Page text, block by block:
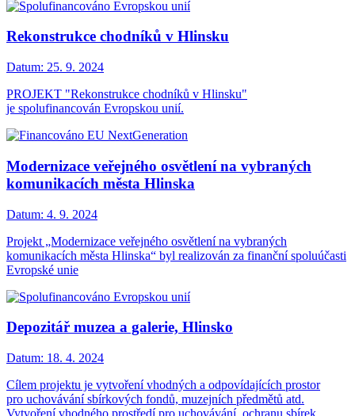
Rekonstrukce chodníků v Hlinsku
Datum: 25. 9. 2024
PROJEKT "Rekonstrukce chodníků v Hlinsku"
je spolufinancován Evropskou unií.
Modernizace veřejného osvětlení na vybraných
komunikacích města Hlinska
Datum: 4. 9. 2024
Projekt „Modernizace veřejného osvětlení na vybraných
komunikacích města Hlinska“ byl realizován za finanční spoluúčasti
Evropské unie
Depozitář muzea a galerie, Hlinsko
Datum: 18. 4. 2024
Cílem projektu je vytvoření vhodných a odpovídajících prostor
pro uchovávání sbírkových fondů, muzejních předmětů atd.
Vytvoření vhodného prostředí pro uchovávání, ochranu sbírek